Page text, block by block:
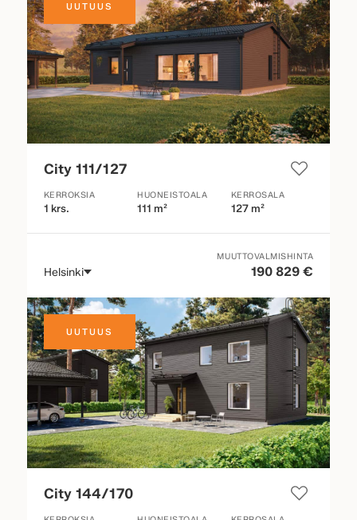
UUTUUS
City 111/127
KERROKSIA
1 krs.
HUONEISTOALA
111 m²
KERROSALA
127 m²
Helsinki
MUUTTOVALMISHINTA
190 829 €
UUTUUS
City 144/170